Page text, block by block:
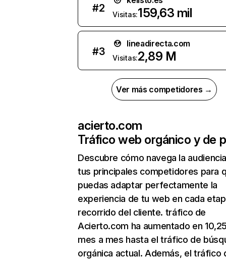
#2
Visitas:159,63 mil
#3
lineadirecta.com
Visitas:2,89 M
Ver más competidores →
acierto.com
Tráfico web orgánico y de
Descubre cómo navega la
tus principales competidores para
puedas adaptar perfectamente la
experiencia de tu web en cada
recorrido del cliente. tráfico de
Acierto.com ha aumentado en
mes a mes hasta el tráfico de
orgánica actual. Además, el tráfico